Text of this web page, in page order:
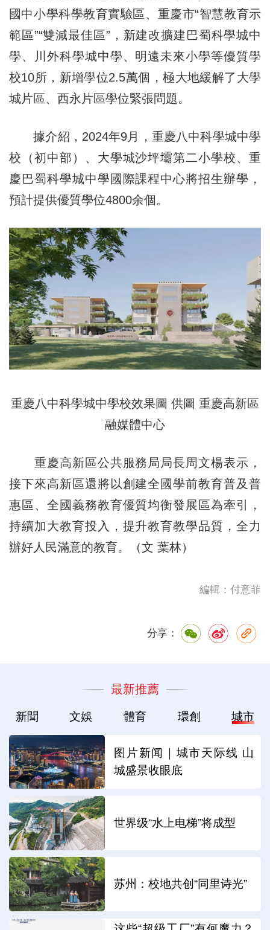
國中小學科學教育實驗區、重慶市“智慧教育示
範區”“雙減最佳區”，新建改擴建巴蜀科學城中
學、川外科學城中學、明遠未來小學等優質學
校10所，新增學位2.5萬個，極大地緩解了大學
城片區、西永片區學位緊張問題。
據介紹，2024年9月，重慶八中科學城中學
校（初中部）、大學城沙坪壩第二小學校、重
慶巴蜀科學城中學國際課程中心將招生辦學，
預計提供優質學位4800余個。
重慶八中科學城中學校效果圖 供圖 重慶高新區
融媒體中心
重慶高新區公共服務局局長周文楊表示，
接下來高新區還將以創建全國學前教育普及普
惠區、全國義務教育優質均衡發展區為牽引，
持續加大教育投入，提升教育教學品質，全力
辦好人民滿意的教育。（文 葉林）
編輯：付意菲
分享：
最新推薦
新聞 文娛 體育 環創 城市
图片新闻｜城市天际线 山
城盛景收眼底
世界级“水上电梯”将成型
苏州：校地共创“同里诗光”